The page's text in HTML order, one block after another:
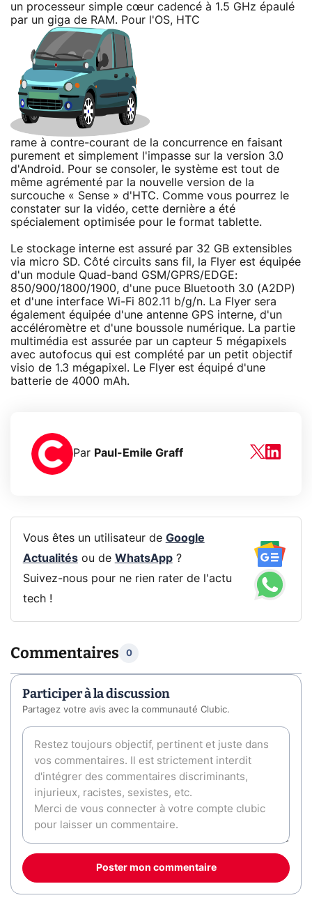
un processeur simple cœur cadencé à 1.5 GHz épaulé
par un giga de RAM. Pour l'OS, HTC
rame à contre-courant de la concurrence en faisant
purement et simplement l'impasse sur la version 3.0
d'Android. Pour se consoler, le système est tout de
même agrémenté par la nouvelle version de la
surcouche « Sense » d'HTC. Comme vous pourrez le
constater sur la vidéo, cette dernière a été
spécialement optimisée pour le format tablette.
Le stockage interne est assuré par 32 GB extensibles
via micro SD. Côté circuits sans fil, la Flyer est équipée
d'un module Quad-band GSM/GPRS/EDGE:
850/900/1800/1900, d'une puce Bluetooth 3.0 (A2DP)
et d'une interface Wi-Fi 802.11 b/g/n. La Flyer sera
également équipée d'une antenne GPS interne, d'un
accéléromètre et d'une boussole numérique. La partie
multimédia est assurée par un capteur 5 mégapixels
avec autofocus qui est complété par un petit objectif
visio de 1.3 mégapixel. Le Flyer est équipé d'une
batterie de 4000 mAh.
Par Paul-Emile Graff
Vous êtes un utilisateur de Google
Actualitésou de WhatsApp?
Suivez-nous pour ne rien rater de l'actu
tech !
Commentaires 0
Participer à la discussion
Partagez votre avis avec la communauté Clubic.
Poster mon commentaire